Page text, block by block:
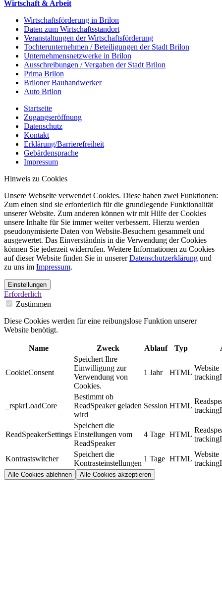
Wirtschaft & Arbeit
Wirtschaftsförderung in Brilon
Daten zum Wirtschaftsstandort
Veranstaltungen der Wirtschaftsförderung
Tochterunternehmen / Beteiligungen der Stadt Brilon
Unternehmensnetzwerke in Brilon
Ausschreibungen / Vergaben der Stadt Brilon
Prima Brilon
Briloner Bauhandwerker
Auto Brilon
Startseite
Zugangseröffnung
Datenschutz
Kontakt
Erklärung/Barrierefreiheit
Gebärdensprache
Impressum
Hinweis zu Cookies
Unsere Webseite verwendet Cookies. Diese haben zwei Funktionen:
Zum einen sind sie erforderlich für die grundlegende Funktionalität
unserer Website. Zum anderen können wir mit Hilfe der Cookies
unsere Inhalte für Sie immer weiter verbessern. Hierzu werden
pseudonymisierte Daten von Website-Besuchern gesammelt und
ausgewertet. Das Einverständnis in die Verwendung der Cookies
können Sie jederzeit widerrufen. Weitere Informationen zu Cookies
auf dieser Website finden Sie in unsererDatenschutzerklärung und
zu uns im Impressum.
Einstellungen
Erforderlich
Zustimmen
Diese Cookies werden für eine reibungslose Funktion unserer
Website benötigt.
Name Zweck Ablauf Typ
CookieConsent
Speichert Ihre
Einwilligung zur
Verwendung von
Cookies.
1 Jahr HTML
Website
_rspkrLoadCore
Bestimmt ob
ReadSpeaker geladen
wird
Session HTML
ReadSpeakerSettings
Speichert die
Einstellungen vom
ReadSpeaker
4 Tage HTML
Kontrastswitcher
Speichert die
Kontrasteinstellungen
1 Tage HTML
Website
Alle Cookies ablehnen Alle Cookies akzeptieren